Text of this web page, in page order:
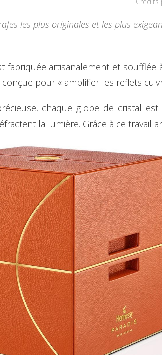
les plus originales et les plus
fabriquée artisanalement et
pour « amplifier les reflets
chaque globe de cristal
la lumière. Grâce à ce travail